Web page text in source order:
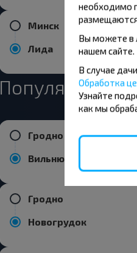
Минск
Лида
Популярные
Гродно
Вильнюс
Гродно
Новогрудок
необходимо
Вы можете в
нашем сайте.
В случае
Обработка
Узнайте
как мы